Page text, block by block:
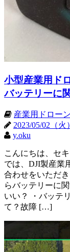
小型産業用ド
バッテリーに
産業用ドローン
2023/05/02（火）
y.oku
こんにちは、セ
では、DJI製産業
合わせをいただ
らバッテリーに
いい？ ・バッテ
て？故障 […]